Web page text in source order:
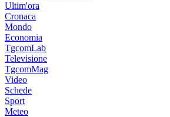
Ultim'ora
Cronaca
Mondo
Economia
TgcomLab
Televisione
TgcomMag
Video
Schede
Sport
Meteo